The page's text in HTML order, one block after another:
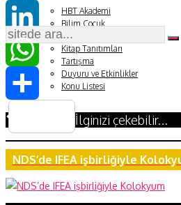
HBT Akademi
Bilim Çocuk
Soru ve Yanıt
Kitap Tanıtımları
Tartışma
Duyuru ve Etkinlikler
Konu Listesi
Twitter
LinkedIn
WhatsApp
Share
İlginizi çekebilir...
NDS’de IFEA işbirliğiyle